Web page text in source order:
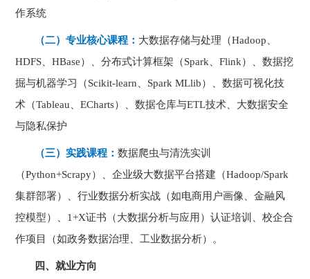
作系统
（二）专业核心课程： 大数据存储与处理（Hadoop
HDFS 、HBase）、分布式计算框架（Spark 、Flink）、数据挖
掘与机器学习（Scikit-learn Spark MLlib）、数据可视化技
术（Tableau 、ECharts）、数据仓库与ETL技术、大数据安全
与隐私保护
（三）实践课程：数据爬虫与清洗实训
（Python+Scrapy）、企业级大数据平台搭建（Hadoop/Spark
集群部署）、行业数据分析实战（如电商用户画像、金融风
控模型）、 1+X证书 （大数据分析与应用）认证培训、校企合
作项目（如政务数据治理 、工业数据分析）。
四、就业方向